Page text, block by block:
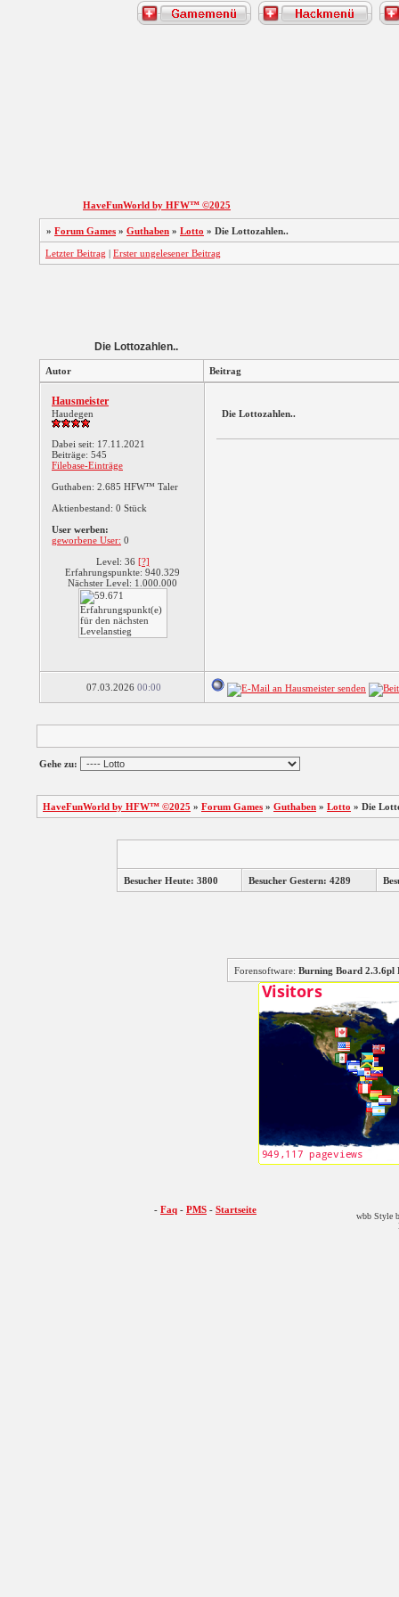
HaveFunWorld by HFW™ ©2025
» Forum Games » Guthaben » Lotto » Die Lottozahlen..
Letzter Beitrag | Erster ungelesener Beitrag
Die Lottozahlen..
Autor Beitrag
Hausmeister
Haudegen
Dabei seit: 17.11.2021
Beiträge: 545
Filebase-Einträge
Guthaben: 2.685 HFW™ Taler
Aktienbestand: 0 Stück
User werben:
geworbene User: 0
Level: 36 [?]
Erfahrungspunkte: 940.329
Nächster Level: 1.000.000
Die Lottozahlen..
07.03.2026 00:00
Gehe zu:
HaveFunWorld by HFW™ ©2025 » Forum Games » Guthaben » Lotto » Die
Besucher Heute: 3800 Besucher Gestern: 4289
Forensoftware: Burning Board
- Faq - PMS - Startseite
wbb Style